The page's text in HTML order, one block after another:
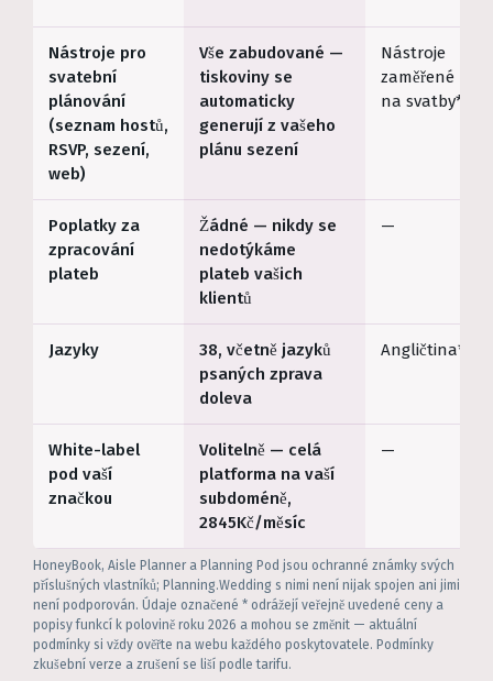
Nástroje pro
svatební
plánování
(seznam hostů,
RSVP, sezení,
web)
Vše zabudované —
tiskoviny se
automaticky
generují z vašeho
plánu sezení
Nástroje
zaměřené
na svatby*
Poplatky za
zpracování
plateb
Žádné — nikdy se
nedotýkáme
plateb vašich
klientů
—
Jazyky
38, včetně jazyků
psaných zprava
doleva
Angličtina*
White-label
pod vaší
značkou
Volitelně — celá
platforma na vaší
subdoméně,
2845Kč/měsíc
—
HoneyBook, Aisle Planner a Planning Pod jsou ochranné známky svých
příslušných vlastníků; Planning.Wedding s nimi není nijak spojen ani jimi
není podporován. Údaje označené * odrážejí veřejně uvedené ceny a
popisy funkcí k polovině roku 2026 a mohou se změnit — aktuální
podmínky si vždy ověřte na webu každého poskytovatele. Podmínky
zkušební verze a zrušení se liší podle tarifu.